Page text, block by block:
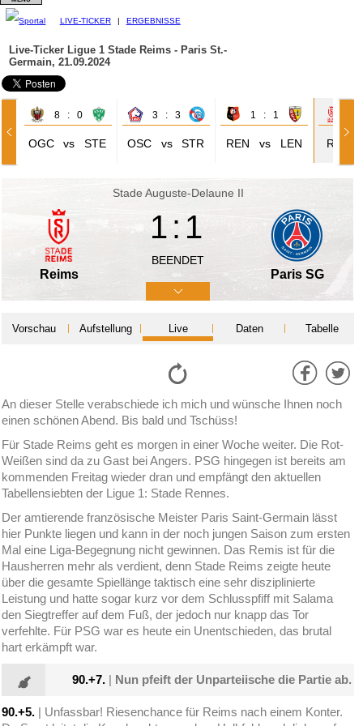
LIVE-TICKER | ERGEBNISSE
Live-Ticker Ligue 1 Stade Reims - Paris St.-
Germain, 21.09.2024
8 : 0
OGC vs STE
3 : 3
OSC vs STR
1 : 1
REN vs LEN REI
Stade Auguste-Delaune II
Reims
1:1
BEENDET
Paris SG
Vorschau Aufstellung Live Daten Tabelle
An dieser Stelle verabschiede ich mich und wünsche Ihnen noch
einen schönen Abend. Bis bald und Tschüss!
Für Stade Reims geht es morgen in einer Woche weiter. Die Rot-
Weißen sind da zu Gast bei Angers. PSG hingegen ist bereits am
kommenden Freitag wieder dran und empfängt den aktuellen
Tabellensiebten der Ligue 1: Stade Rennes.
Der amtierende französische Meister Paris Saint-Germain lässt
hier Punkte liegen und kann in der noch jungen Saison zum ersten
Mal eine Liga-Begegnung nicht gewinnen. Das Remis ist für die
Hausherren mehr als verdient, denn Stade Reims zeigte heute
über die gesamte Spiellänge taktisch eine sehr disziplinierte
Leistung und hatte sogar kurz vor dem Schlusspfiff mit Salama
den Siegtreffer auf dem Fuß, der jedoch nur knapp das Tor
verfehlte. Für PSG war es heute ein Unentschieden, das brutal
hart erkämpft war.
90.+7. | Nun pfeift der Unparteiische die Partie ab.
90.+5. | Unfassbar! Riesenchance für Reims nach einem Konter.